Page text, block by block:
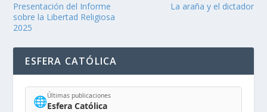
Presentación del Informe
sobre la Libertad Religiosa
2025
La araña y el dictador
ESFERA CATÓLICA
🌐Últimas publicaciones
Esfera Católica